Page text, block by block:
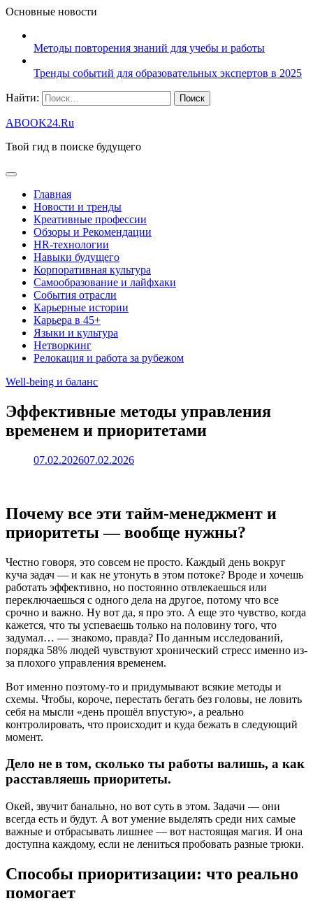
Основные новости
Методы повторения знаний для учебы и работы
Тренды событий для образовательных экспертов в 2025
Найти:
ABOOK24.Ru
Твой гид в поиске будущего
Главная
Новости и тренды
Креативные профессии
Обзоры и Рекомендации
HR‑технологии
Навыки будущего
Корпоративная культура
Самообразование и лайфхаки
События отрасли
Карьерные истории
Карьера в 45+
Языки и культура
Нетворкинг
Релокация и работа за рубежом
Well-being и баланс
Эффективные методы управления
временем и приоритетами
07.02.202607.02.2026
Почему все эти тайм-менеджмент и
приоритеты — вообще нужны?
Честно говоря, это совсем не просто. Каждый день вокруг
куча задач — и как не утонуть в этом потоке? Вроде и хочешь
работать эффективно, но постоянно отвлекаешься или
переключаешься с одного дела на другое, потому что все
срочно и важно. Ну вот да, я про это. А еще это чувство, когда
кажется, что ты успеваешь только на половину того, что
задумал… — знакомо, правда? По данным исследований,
порядка 58% людей чувствуют хронический стресс именно из-
за плохого управления временем.
Вот именно поэтому-то и придумывают всякие методы и
схемы. Чтобы, короче, перестать бегать без головы, не ловить
себя на мысли «день прошёл впустую», а реально
контролировать, что происходит и куда бежать в следующий
момент.
Дело не в том, сколько ты работы валишь, а как
расставляешь приоритеты.
Окей, звучит банально, но вот суть в этом. Задачи — они
всегда есть и будут. А вот умение выделять среди них самые
важные и отбрасывать лишнее — вот настоящая магия. И она
доступна каждому, если не лениться пробовать разные трюки.
Способы приоритизации: что реально
помогает